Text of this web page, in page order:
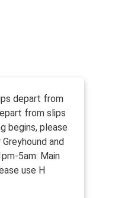
depart from
from slips
begins, please
and
5am: Main
use H